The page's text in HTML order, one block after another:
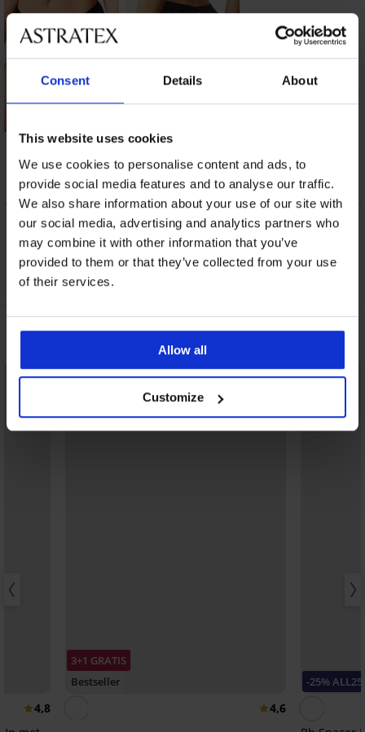
Consent Details About
This website uses cookies
We use cookies to personalise content and ads, to
provide social media features and to analyse our traffic.
We also share information about your use of our site with
our social media, advertising and analytics partners who
may combine it with other information that you’ve
provided to them or that they’ve collected from your use
of their services.
Allow all
Customize
Klassieke slip Super
Soft met modal
7,69 €
Slip Kiss klassiek
Invisible
14,99 €
BESCHRIJVING
VERZENDING EN BETALING
RUILEN
ONDERHOUD EN WASSEN
Misschien vindt u dit ook leuk
4,8
3+1 GRATIS
Bestseller
4,6
-25% ALL25